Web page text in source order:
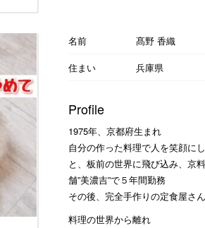
名前
髙野 香織
住まい
兵庫県
Profile
1975年、京都府生まれ
自分の作った料理で人を笑顔に
と、板前の世界に飛び込み、京
舗”美濃吉”で５年間勤務
その後、完全手作りの定食屋さ
料理の世界から離れ